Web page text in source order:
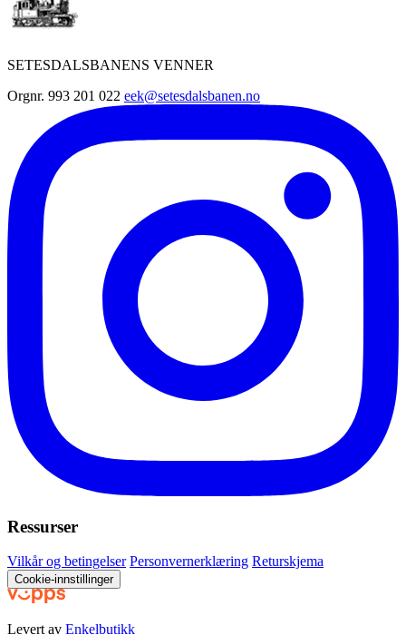
SETESDALSBANENS VENNER
Orgnr. 993 201 022 eek@setesdalsbanen.no
Ressurser
Vilkår og betingelser Personvernerklæring Returskjema
Cookie-innstillinger
Levert av Enkelbutikk